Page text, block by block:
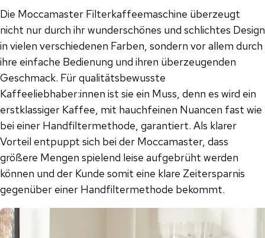
Die Moccamaster Filterkaffeemaschine überzeugt
nicht nur durch ihr wunderschönes und schlichtes Design
in vielen verschiedenen Farben, sondern vor allem durch
ihre einfache Bedienung und ihren überzeugenden
Geschmack. Für qualitätsbewusste
Kaffeeliebhaber:innen ist sie ein Muss, denn es wird ein
erstklassiger Kaffee, mit hauchfeinen Nuancen fast wie
bei einer Handfiltermethode, garantiert. Als klarer
Vorteil entpuppt sich bei der Moccamaster, dass
größere Mengen spielend leise aufgebrüht werden
können und der Kunde somit eine klare Zeitersparnis
gegenüber einer Handfiltermethode bekommt.